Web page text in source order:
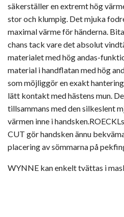
säkerställer en extremt hög
stor och klumpig. Det mjuka
maximal värme för händerna.
chans tack vare det absolut
materialet med hög andas-
material i handflatan med hög
som möjliggör en exakt
lätt kontakt med hästens mun.
tillsammans med den silkeslent
värmen inne i
CUT gör handsken ännu
placering av sömmarna på
WYNNE kan enkelt tvättas i